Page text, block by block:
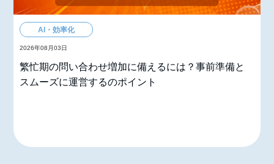
AI・効率化
2026年08月03日
繁忙期の問い合わせ増加に備えるには？事前準備と
スムーズに運営するのポイント